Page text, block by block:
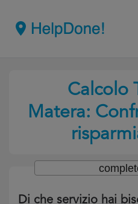
Calcolo
Matera:
Di che servizio hai